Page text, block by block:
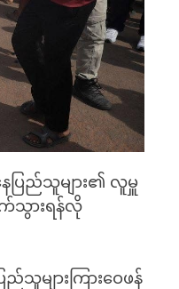
ပြည်သူများ၏ လူမှူ
က်သွားရန်လို
များကြားဝေဖန်